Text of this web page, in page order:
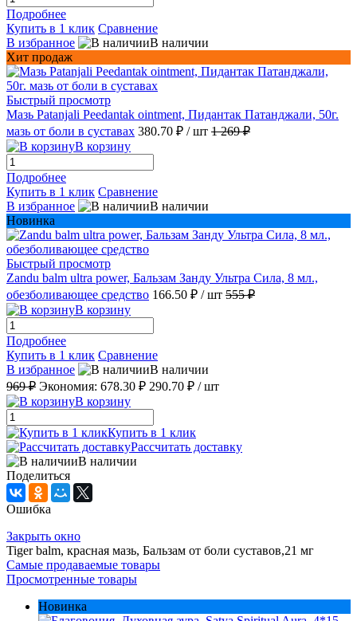
Подробнее
Купить в 1 клик Сравнение
В избранное
В наличии
Хит продаж
Быстрый просмотр
Мазь Patanjali Peedantak ointment, Пидантак Патанджали, 50г.
мазь от боли в суставах 380.70 ₽ / шт 1 269 ₽
В корзину
Подробнее
Купить в 1 клик Сравнение
В избранное
В наличии
Новинка
Быстрый просмотр
Zandu balm ultra power, Бальзам Занду Ультра Сила, 8 мл.,
обезболивающее средство 166.50 ₽ / шт 555 ₽
В корзину
Подробнее
Купить в 1 клик Сравнение
В избранное
В наличии
969 ₽ Экономия: 678.30 ₽ 290.70 ₽ / шт
В корзину
Купить в 1 клик
Рассчитать доставку
В наличии
Поделиться
Ошибка
Закрыть окно
Tiger balm, красная мазь, Бальзам от боли суставов,21 мг
Самые продаваемые товары
Просмотренные товары
Новинка